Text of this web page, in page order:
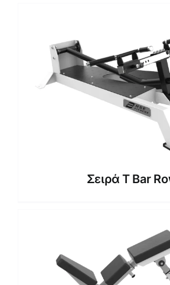
Σειρά T Bar